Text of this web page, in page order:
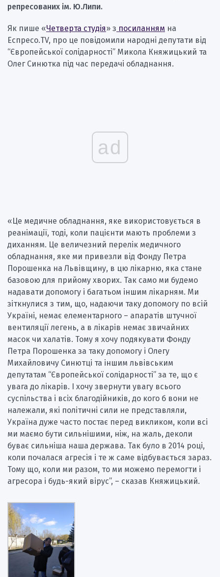
репресованих ім. Ю.Липи.
Як пише «Четверта студія» з посиланням на
Еспресо.TV, про це повідомили народні депутати від
“Європейської солідарності” Микола Княжицький та
Олег Синютка під час передачі обладнання.
ad
«Це медичне обладнання, яке використовується в
реанімації, тоді, коли пацієнти мають проблеми з
диханням. Це величезний перелік медичного
обладнання, яке ми привезли від Фонду Петра
Порошенка на Львівщину, в цю лікарню, яка стане
базовою для прийому хворих. Так само ми будемо
надавати допомогу і багатьом іншим лікарням. Ми
зіткнулися з тим, що, надаючи таку допомогу по всій
Україні, немає елементарного – апаратів штучної
вентиляції легень, а в лікарів немає звичайних
масок чи халатів. Тому я хочу подякувати Фонду
Петра Порошенка за таку допомогу і Олегу
Михайловичу Синютці та іншим львівським
депутатам “Європейської солідарності” за те, що є
увага до лікарів. І хочу звернути увагу всього
суспільства і всіх благодійників, до кого б вони не
належали, які політичні сили не представляли,
Україна дуже часто постає перед викликом, коли всі
ми маємо бути сильнішими, ніж, на жаль, деколи
буває сильніша наша держава. Так було в 2014 році,
коли почалася агресія і те ж саме відбувається зараз.
Тому що, коли ми разом, то ми можемо перемогти і
агресора і будь-який вірус”, – сказав Княжицький.